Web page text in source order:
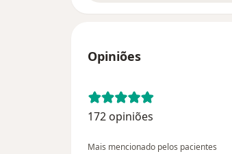
Opiniões
172 opiniões
Mais mencionado pelos pacientes